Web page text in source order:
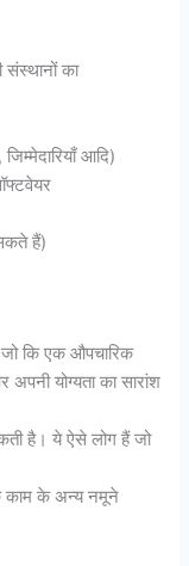
संस्थानों का
आदि)
हैं)
कि एक औपचारिक
योग्यता का सारांश
है। ये ऐसे लोग हैं जो
काम के अन्य नमूने